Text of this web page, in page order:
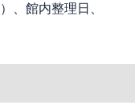
、館内整理日、